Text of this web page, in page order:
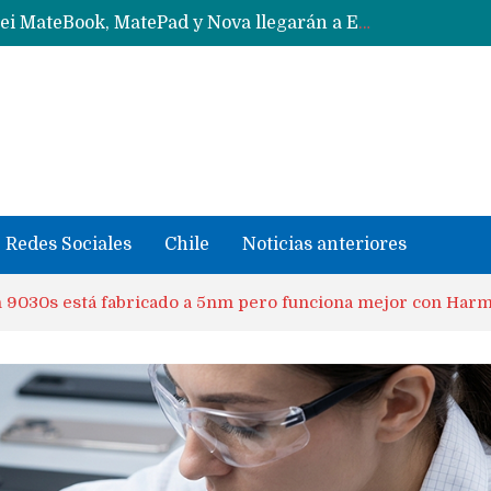
Data Centers de Huawei en Chile, México, Brasil,Perú y Argentina podrían verse afectados por arremetida de EE.UU
Fabricantes suben precios de teléfonos y ganan más dinero en un mercado donde Xiaomi alerta por no mejorar ventas
Redes Sociales Chile Noticias anteriores
está fabricado a 5nm pero funciona mejor con